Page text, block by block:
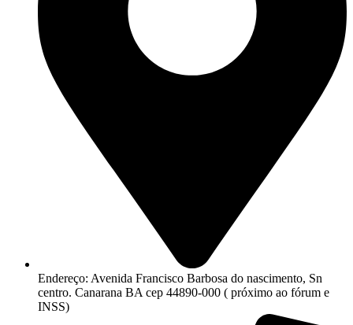
Endereço: Avenida Francisco Barbosa do nascimento, Sn
centro. Canarana BA cep 44890-000 ( próximo ao fórum e
INSS)